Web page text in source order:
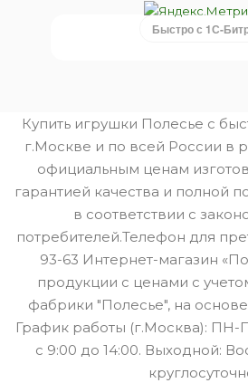
Быстро с 1С-
Купить игрушки Полесье с
г.Москве и по всей России в
официальным ценам
гарантией качества и полной
в соответствии с
потребителей.Телефон для
93-63 Интернет-магазин
продукции с ценами с
фабрики "Полесье", на
График работы (г.Москва): ПН-
с 9:00 до 14:00. Выходной: